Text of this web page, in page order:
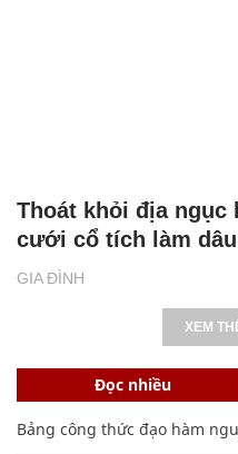
GIA ĐÌNH
Thoát khỏi địa ngục
cưới cổ tích làm
XEM
Đọc nhiều
Bảng công thức đạo hàm